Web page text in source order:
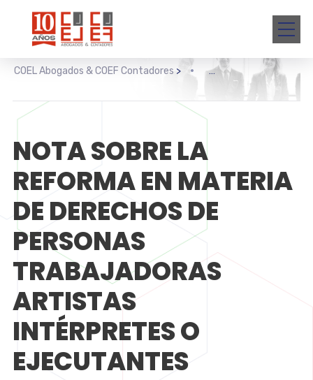
COEL Abogados & COEF Contadores >
NOTA SOBRE LA
REFORMA EN MATERIA
DE DERECHOS DE
PERSONAS
TRABAJADORAS
ARTISTAS
INTÉRPRETES O
EJECUTANTES